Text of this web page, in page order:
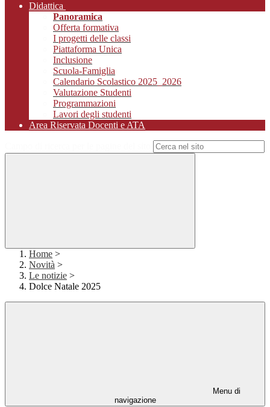
Didattica
Panoramica
Offerta formativa
I progetti delle classi
Piattaforma Unica
Inclusione
Scuola-Famiglia
Calendario Scolastico 2025_2026
Valutazione Studenti
Programmazioni
Lavori degli studenti
Area Riservata Docenti e ATA
Home >
Novità >
Le notizie >
Dolce Natale 2025
Menu di
navigazione